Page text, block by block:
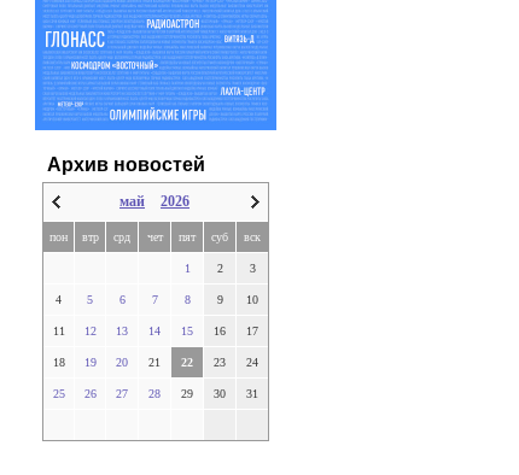
Архив новостей
май 2026
пон втр срд чет пят суб вск
1 2 3
4 5 6 7 8 9 10
11 12 13 14 15 16 17
18 19 20 21 22 23 24
25 26 27 28 29 30 31